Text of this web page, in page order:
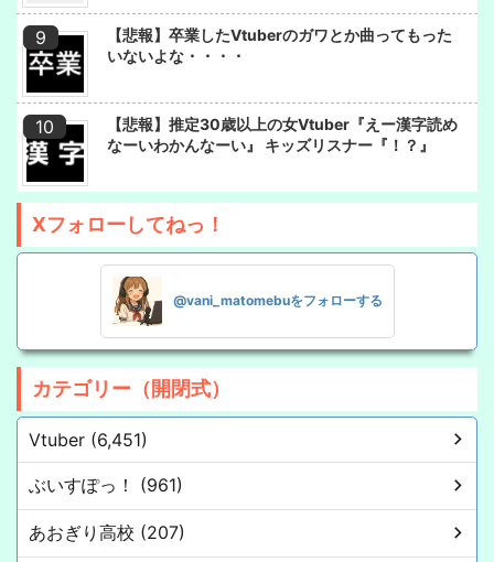
【悲報】卒業したVtuberのガワとか曲ってもった
いないよな・・・・
【悲報】推定30歳以上の女Vtuber『えー漢字読め
なーいわかんなーい』 キッズリスナー『！？』
Xフォローしてねっ！
@vani_matomebuをフォローする
カテゴリー（開閉式）
Vtuber (6,451)
ぶいすぽっ！ (961)
あおぎり高校 (207)